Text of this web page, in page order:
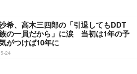
希、高木三四郎の「引退してもDDT
の一員だから」に涙 当初は1年の予
がつけば10年に
24